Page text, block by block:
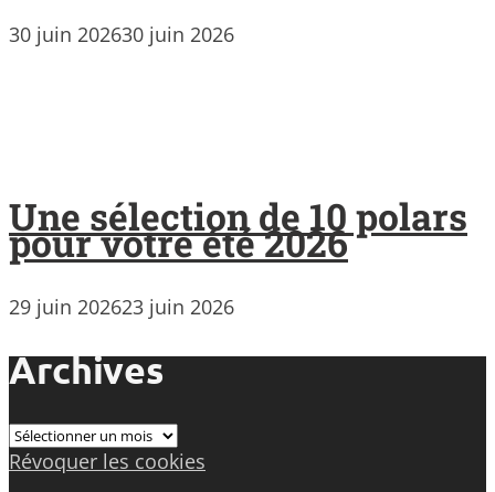
30 juin 202630 juin 2026
Une sélection de 10 polars
pour votre été 2026
29 juin 202623 juin 2026
Archives
Archives
Révoquer les cookies